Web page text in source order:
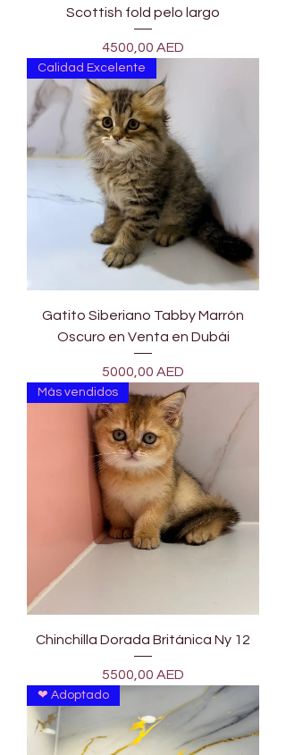
Scottish fold pelo largo
Precio
4500,00 AED
Calidad Excelente
Gatito Siberiano Tabby Marrón
Oscuro en Venta en Dubái
Precio
5000,00 AED
Más vendidos
Chinchilla Dorada Británica Ny 12
Precio
5500,00 AED
❤ Adoptado